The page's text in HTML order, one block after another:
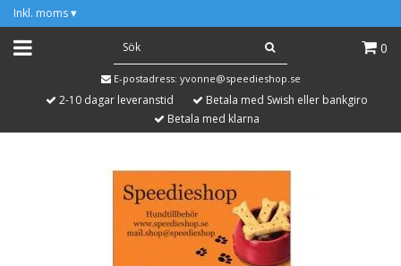
Inkl. moms ▾
0
E-postadress: yvonne@speedieshop.se
2-10 dagar leveranstid
Betala med Swish eller bankgiro
Betala med klarna